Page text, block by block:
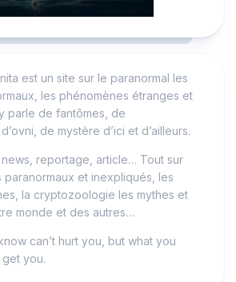
est un site sur le paranormal les
les phénomènes étranges et
parle de fantômes, de
de mystère d’ici et d’ailleurs.
reportage, article… Tout sur
paranormaux et inexpliqués, les
la cryptozoologie les mythes et
monde et des autres…
can’t hurt you, but what you
you.